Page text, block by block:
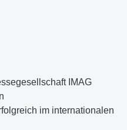
IMAG
im internationalen